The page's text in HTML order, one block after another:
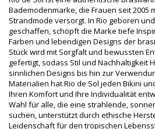
UV-Schutz: UPF 50+
Abteilung: Damen, Bikini-Tops
Verpackung beinhaltet: 1 x Bikini-
nicht eingeschlossen)
HS CODE: 6112.41.0010
SKU: 1981124179
EAN: XS (7899810368447), S
L (7899810368478), XL
Gewicht: 55g / 0.12lb / 1.94oz
Retuschierte Fotos
Bademodenmarke, die Frauen seit 2005
Strandmode versorgt. In Rio geboren
geschaffen, schöpft die Marke tiefe
Farben und lebendigen Designs der
Stück wird mit Sorgfalt und bewussten
gefertigt, sodass Stil und Nachhaltigkeit
sinnlichen Designs bis hin zur
Materialien hat Rio de Sol jeden Bikini
Ihren Komfort und Ihre Individualität
Wahl für alle, die eine strahlende,
suchen, unterstützt durch ethische
Leidenschaft für den tropischen